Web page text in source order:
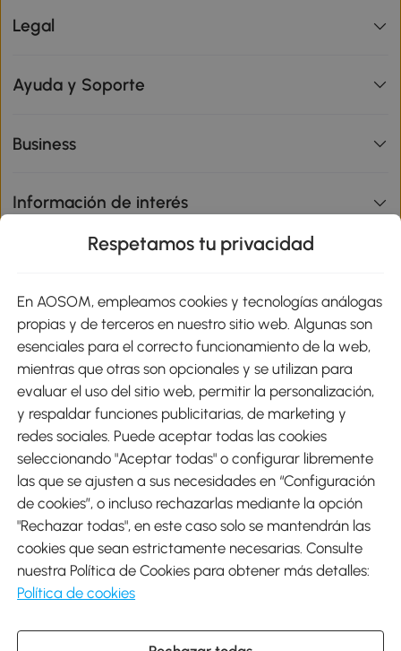
Legal
Ayuda y Soporte
Business
Información de interés
Métodos de Pago
Envíos
Descargar Aosom App
Google Play
Respetamos tu privacidad
En AOSOM, empleamos cookies y tecnologías análogas
propias y de terceros en nuestro sitio web. Algunas son
esenciales para el correcto funcionamiento de la web,
mientras que otras son opcionales y se utilizan para
evaluar el uso del sitio web, permitir la personalización,
y respaldar funciones publicitarias, de marketing y
redes sociales. Puede aceptar todas las cookies
seleccionando "Aceptar todas" o configurar libremente
las que se ajusten a sus necesidades en “Configuración
de cookies”, o incluso rechazarlas mediante la opción
"Rechazar todas", en este caso solo se mantendrán las
cookies que sean estrictamente necesarias. Consulte
nuestra Política de Cookies para obtener más detalles:
Política de cookies